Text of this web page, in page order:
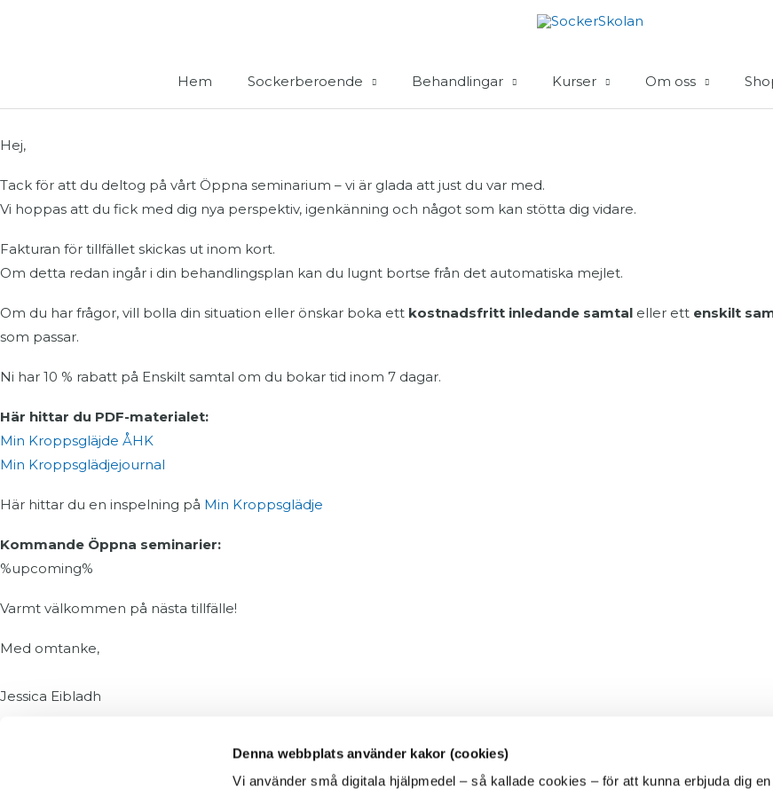
Denna webbplats använder kakor (cookies)
Vi använder små digitala hjälpmedel – så kallade cookies – för att kunna erbjuda dig
Hem
Sockerberoende Behandlingar Kurser Om oss
Hej,
Tack för att du deltog på vårt Öppna seminarium – vi är glada att just du var med.
Vi hoppas att du fick med dig nya perspektiv, igenkänning och något som kan stötta dig vidare.
Fakturan för tillfället skickas ut inom kort.
Om detta redan ingår i din behandlingsplan kan du lugnt bortse från det automatiska mejlet.
Om du har frågor, vill bolla din situation eller önskar boka ett kostnadsfritt inledande samtal eller ett enskilt
som passar.
Ni har 10 % rabatt på Enskilt samtal om du bokar tid inom 7 dagar.
Här hittar du PDF-materialet:
Min Kroppsgläjde ÅHK
Min Kroppsglädjejournal
Här hittar du en inspelning på Min Kroppsglädje
Kommande Öppna seminarier:
%upcoming%
Varmt välkommen på nästa tillfälle!
Med omtanke,
Jessica Eibladh